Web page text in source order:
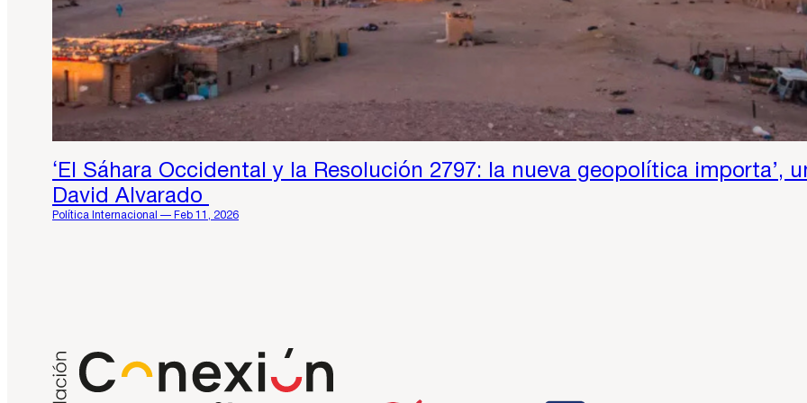
‘El Sáhara Occidental y la Resolución 2797: la nueva geopolítica importa’,
David Alvarado
Política Internacional — Feb 11, 2026